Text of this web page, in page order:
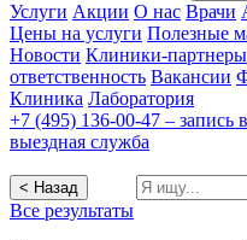
Услуги Акции О нас Врачи
Цены на услуги Полезные
Новости Клиники-партнеры
ответственность Вакансии
Клиника Лаборатория
+7 (495) 136-00-47 – запись
выездная служба
< Назад
Все результаты